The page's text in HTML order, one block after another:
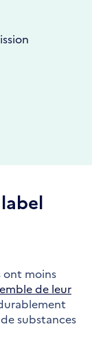
ont moins
de leur
substances